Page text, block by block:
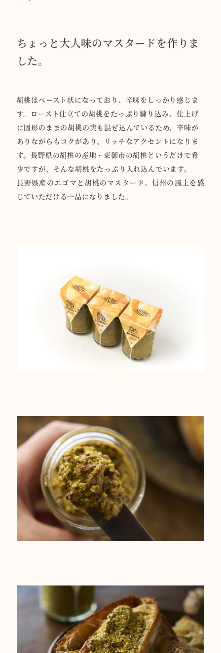
ちょっと大人味のマスタードを作りま
した。
胡桃はペースト状になっており、辛味をしっかり感じま
す。ロースト仕立ての胡桃をたっぷり練り込み、仕上げ
に固形のままの胡桃の実も混ぜ込んでいるため、辛味が
ありながらもコクがあり、リッチなアクセントになりま
す。長野県の胡桃の産地・東御市の胡桃というだけで希
少ですが、そんな胡桃をたっぷり入れ込んでいます。
長野県産のエゴマと胡桃のマスタード。信州の風土を感
じていただける一品になりました。